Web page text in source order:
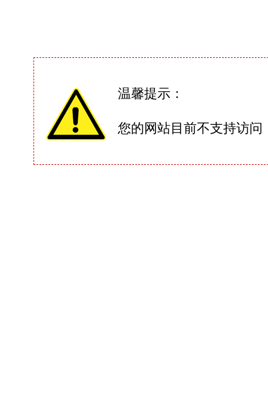
温馨提示：
您的网站目前不支持访